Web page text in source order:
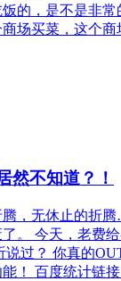
的，是不是非常
场买菜，这个
然不知道？！
腾，无休止的折
。 今天，老费
说过？ 你真的
！ 百度统计链接